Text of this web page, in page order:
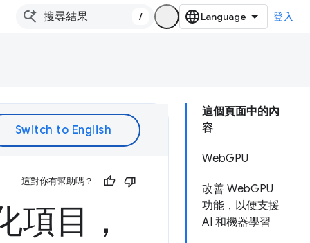
/ 登入
這個頁面中的內
容
WebGPU
改善 WebGPU
功能，以便支援
AI 和機器學習
這對你有幫助嗎？
項目，